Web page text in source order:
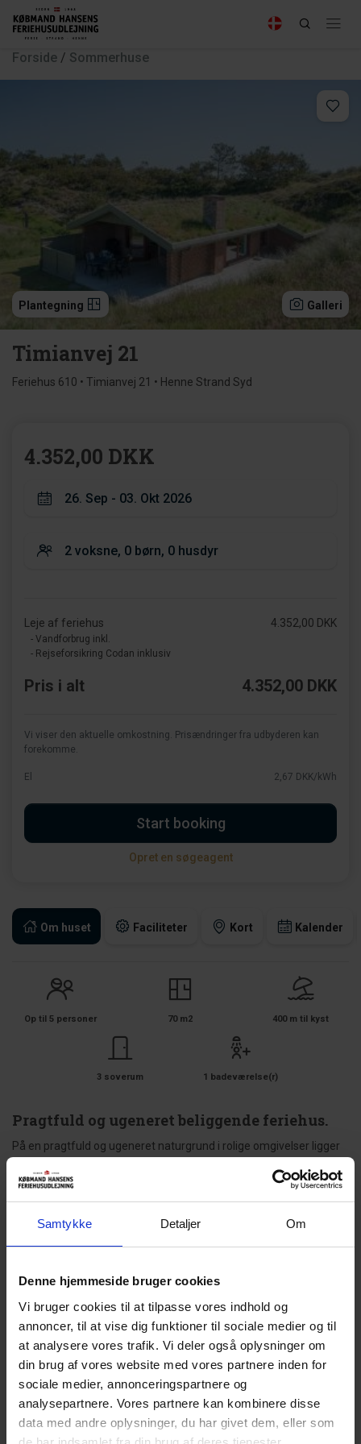
Samtykke Detaljer Om
Denne hjemmeside bruger cookies
Vi bruger cookies til at tilpasse vores indhold og
annoncer, til at vise dig funktioner til sociale medier og til
at analysere vores trafik. Vi deler også oplysninger om
din brug af vores website med vores partnere inden for
sociale medier, annonceringspartnere og
analysepartnere. Vores partnere kan kombinere disse
data med andre oplysninger, du har givet dem, eller som
Forside / Sommerhuse
Plantegning Galleri
Timianvej 21
Feriehus 610 • Timianvej 21 • Henne Strand Syd
Om huset Faciliteter Kort Kalender
Op til 5 personer 70 m2 400 m til kyst
3 soverum 1 badeværelse(r)
Pragtfuld og ugeneret beliggende feriehus.
På en pragtfuld og ugeneret naturgrund i rolige omgivelser ligger
som er i åben forbindelse med køkkenet, kommer man direkte ud
Sengestørrelser: 1 dobbeltseng med 2 madrasser 80 x 190 cm + 2
Gæsterne siger
4,7 • 4 Bedømmelser
Hus
Grund
4.352,00 DKK
Leje af feriehus
- Vandforbrug inkl.
- Rejseforsikring Codan inklusiv
4.352,00 DKK
Pris i alt 4.352,00 DKK
Vi viser den aktuelle omkostning. Prisændringer fra udbyderen kan
forekomme.
El 2,67 DKK/kWh
Start booking
Opret en søgeagent